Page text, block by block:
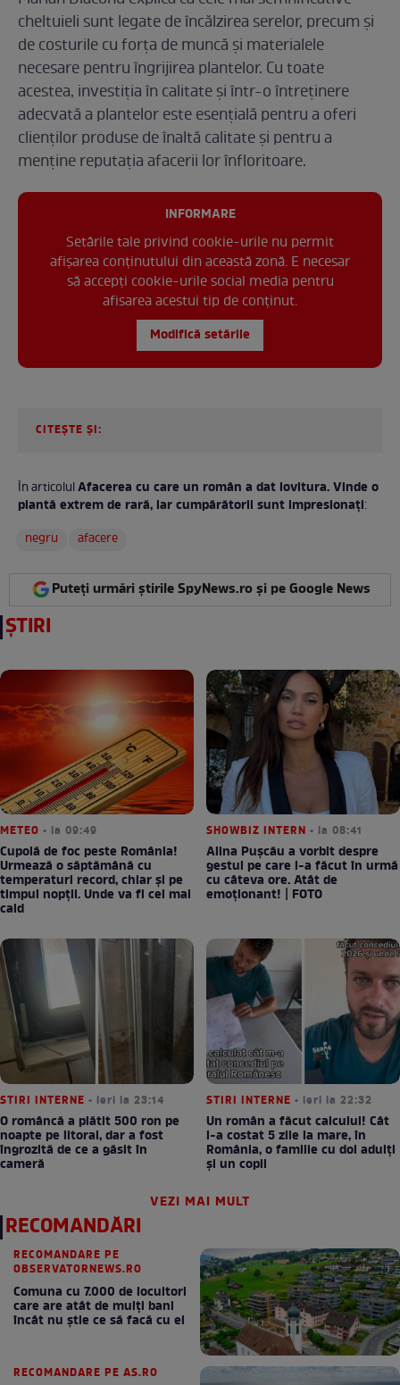
cheltuieli sunt legate de încălzirea serelor, precum și
de costurile cu forța de muncă și materialele
necesare pentru îngrijirea plantelor. Cu toate
acestea, investiția în calitate și într-o întreținere
adecvată a plantelor este esențială pentru a oferi
clienților produse de înaltă calitate și pentru a
menține reputația afacerii lor înfloritoare.
INFORMARE
Setările tale privind cookie-urile nu permit
afișarea conținutului din această zonă. E necesar
să accepți cookie-urile social media pentru
afisarea acestui tip de conținut.
Modifică setările
CITEȘTE ȘI:
În articolulAfacerea cu care un român a dat lovitura. Vinde o
plantă extrem de rară, iar cumpărătorii sunt impresionați:
negru
afacere
Puteți urmări știrile SpyNews.ro și pe Google News
ȘTIRI
METEO • la 09:49
Cupolă de foc peste România!
Urmează o săptămână cu
temperaturi record, chiar și pe
timpul nopții. Unde va fi cel mai
cald
SHOWBIZ INTERN • la 08:41
Alina Pușcău a vorbit despre
gestul pe care l-a făcut în urmă
cu câteva ore. Atât de
emoționant! | FOTO
STIRI INTERNE • ieri la 23:14
O româncă a plătit 500 ron pe
noapte pe litoral, dar a fost
îngrozită de ce a găsit în
cameră
STIRI INTERNE • ieri la 22:32
Un român a făcut calculul! Cât
l-a costat 5 zile la mare, în
România, o familie cu doi adulți
și un copil
VEZI MAI MULT
RECOMANDĂRI
RECOMANDARE PE
OBSERVATORNEWS.RO
Comuna cu 7.000 de locuitori
care are atât de mulți bani
încât nu știe ce să facă cu ei
RECOMANDARE PE AS.RO